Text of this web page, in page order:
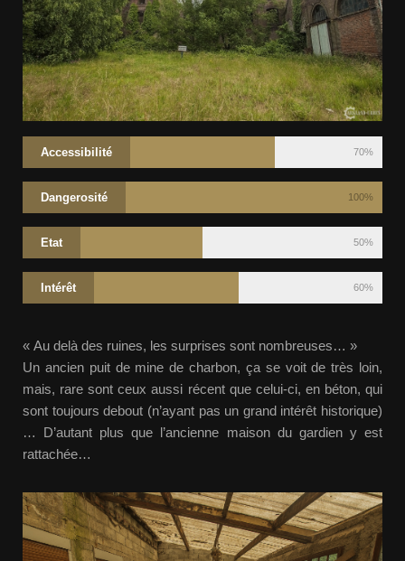
Accessibilité 70%
Dangerosité 100%
Etat 50%
Intérêt 60%
« Au delà des ruines, les surprises sont nombreuses… »
Un ancien puit de mine de charbon, ça se voit de très loin,
mais, rare sont ceux aussi récent que celui-ci, en béton, qui
sont toujours debout (n’ayant pas un grand intérêt historique)
… D’autant plus que l’ancienne maison du gardien y est
rattachée…